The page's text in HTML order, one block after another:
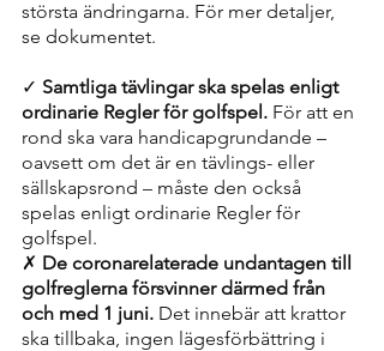
största ändringarna. För mer detaljer,
se dokumentet.
✓ Samtliga tävlingar ska spelas enligt
ordinarie Regler för golfspel. För att en
rond ska vara handicapgrundande –
oavsett om det är en tävlings- eller
sällskapsrond – måste den också
spelas enligt ordinarie Regler för
golfspel.
✗ De coronarelaterade undantagen till
golfreglerna försvinner därmed från
och med 1 juni. Det innebär att krattor
ska tillbaka, ingen lägesförbättring i